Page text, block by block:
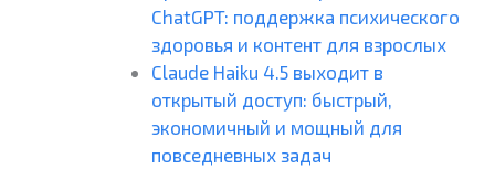
ChatGPT: поддержка психического
здоровья и контент для взрослых
Claude Haiku 4.5 выходит в
открытый доступ: быстрый,
экономичный и мощный для
повседневных задач